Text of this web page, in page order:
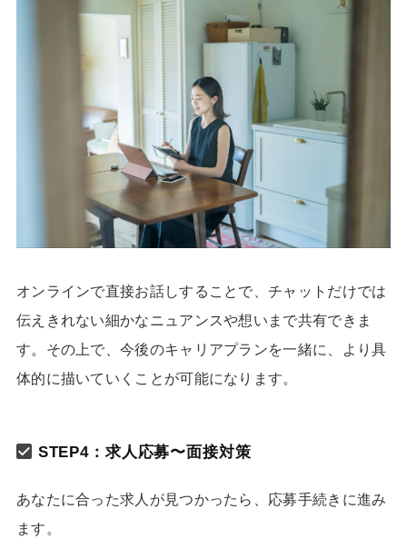
オンラインで直接お話しすることで、チャットだけでは
伝えきれない細かなニュアンスや想いまで共有できま
す。その上で、今後のキャリアプランを一緒に、より具
体的に描いていくことが可能になります。
STEP4：求人応募〜面接対策
あなたに合った求人が見つかったら、応募手続きに進み
ます。